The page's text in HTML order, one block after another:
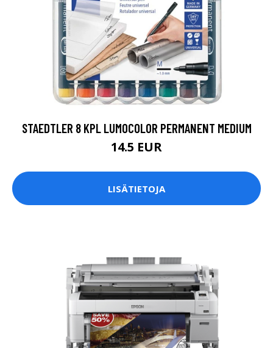
STAEDTLER 8 KPL LUMOCOLOR PERMANENT MEDIUM
14.5 EUR
LISÄTIETOJA